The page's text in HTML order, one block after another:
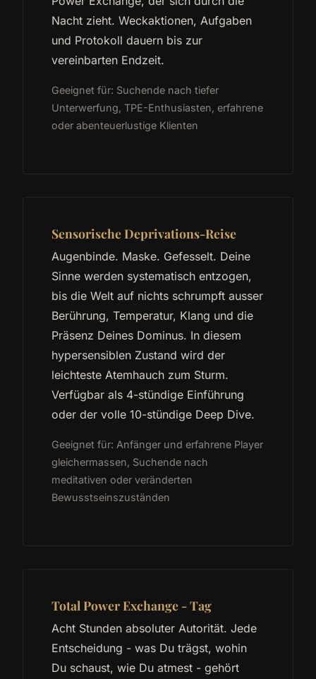
Nacht zieht. Weckaktionen, Aufgaben
und Protokoll dauern bis zur
vereinbarten Endzeit.
Geeignet für: Suchende nach tiefer
Unterwerfung, TPE-Enthusiasten, erfahrene
oder abenteuerlustige Klienten
Sensorische Deprivations-Reise
Augenbinde. Maske. Gefesselt. Deine
Sinne werden systematisch entzogen,
bis die Welt auf nichts schrumpft ausser
Berührung, Temperatur, Klang und die
Präsenz Deines Dominus. In diesem
hypersensiblen Zustand wird der
leichteste Atemhauch zum Sturm.
Verfügbar als 4-stündige Einführung
oder der volle 10-stündige Deep Dive.
Geeignet für: Anfänger und erfahrene Player
gleichermassen, Suchende nach
meditativen oder veränderten
Bewusstseinszuständen
Total Power Exchange - Tag
Acht Stunden absoluter Autorität. Jede
Entscheidung - was Du trägst, wohin
Du schaust, wie Du atmest - gehört